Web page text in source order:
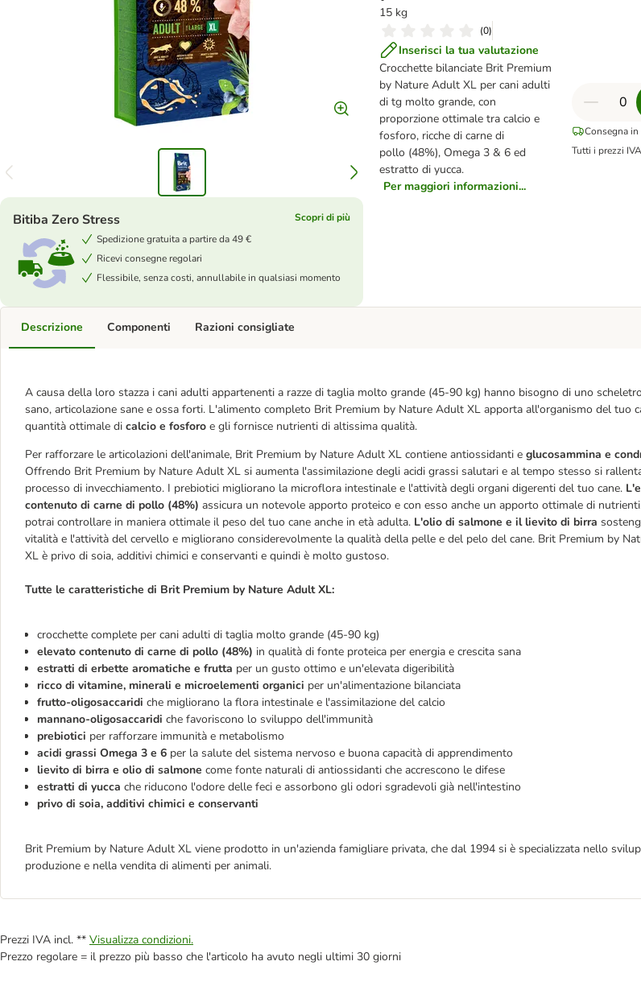
15 kg
(0)
Inserisci la tua valutazione
Crocchette bilanciate Brit Premium
by Nature Adult XL per cani adulti
di tg molto grande, con
proporzione ottimale tra calcio e
fosforo, ricche di carne di
pollo (48%), Omega 3 & 6 ed
estratto di yucca.
Per maggiori informazioni...
Bitiba Zero Stress
Scopri di più
Spedizione gratuita a partire da 49 €
Ricevi consegne regolari
Flessibile, senza costi, annullabile in qualsiasi momento
Consegna
Tutti i prezzi
Descrizione
A causa della loro stazza i cani adulti appartenenti a razze di taglia molto grande (45-90 kg) hanno bisogno di uno
sano, articolazione sane e ossa forti. L'alimento completo Brit Premium by Nature Adult XL apporta all'organismo del tuo
quantità ottimale di calcio e fosforo e gli fornisce nutrienti di altissima qualità.
Per rafforzare le articolazioni dell'animale, Brit Premium by Nature Adult XL contiene antiossidanti e glucosammina e
Offrendo Brit Premium by Nature Adult XL si aumenta l'assimilazione degli acidi grassi salutari e al tempo stesso si
processo di invecchiamento. I prebiotici migliorano la microflora intestinale e l'attività degli organi digerenti del tuo cane.
contenuto di carne di pollo (48%) assicura un notevole apporto proteico e con esso anche un apporto ottimale di
potrai controllare in maniera ottimale il peso del tuo cane anche in età adulta. L'olio di salmone e il lievito di birra
vitalità e l'attività del cervello e migliorano considerevolmente la qualità della pelle e del pelo del cane. Brit Premium by
XL è privo di soia, additivi chimici e conservanti e quindi è molto gustoso.
Tutte le caratteristiche di Brit Premium by Nature Adult XL:
crocchette complete per cani adulti di taglia molto grande (45-90 kg)
elevato contenuto di carne di pollo (48%) in qualità di fonte proteica per energia e crescita sana
estratti di erbette aromatiche e frutta per un gusto ottimo e un'elevata digeribilità
ricco di vitamine, minerali e microelementi organici per un'alimentazione bilanciata
frutto-oligosaccaridi che migliorano la flora intestinale e l'assimilazione del calcio
mannano-oligosaccaridi che favoriscono lo sviluppo dell'immunità
prebiotici per rafforzare immunità e metabolismo
acidi grassi Omega 3 e 6 per la salute del sistema nervoso e buona capacità di apprendimento
lievito di birra e olio di salmone come fonte naturali di antiossidanti che accrescono le difese
estratti di yucca che riducono l'odore delle feci e assorbono gli odori sgradevoli già nell'intestino
privo di soia, additivi chimici e conservanti
Brit Premium by Nature Adult XL viene prodotto in un'azienda famigliare privata, che dal 1994 si è specializzata nello
produzione e nella vendita di alimenti per animali.
Componenti Razioni consigliate
Prezzi IVA incl. ** Visualizza condizioni.
Prezzo regolare = il prezzo più basso che l'articolo ha avuto negli ultimi 30 giorni